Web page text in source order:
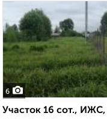
6
Участок 16 сот., ИЖС,